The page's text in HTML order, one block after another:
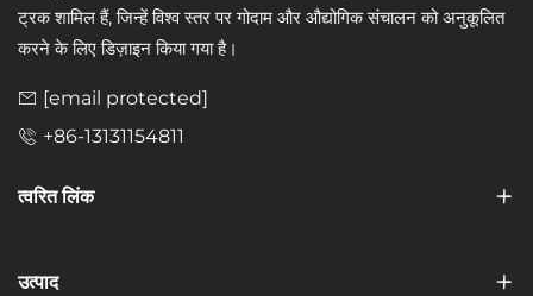
ट्रक शामिल हैं, जिन्हें विश्व स्तर पर गोदाम और औद्योगिक संचालन को अनुकूलित
करने के लिए डिज़ाइन किया गया है।
[email protected]
+86-13131154811
त्वरित लिंक
उत्पाद